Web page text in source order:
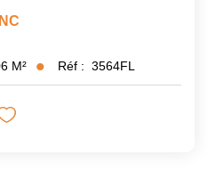
NC
M² Réf : 3564FL